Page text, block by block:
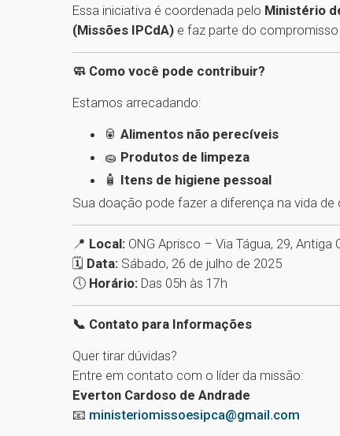
Essa iniciativa é coordenada pelo Ministério
(Missões IPCdA) e faz parte do
🧼 Como você pode contribuir?
Estamos arrecadando:
🥫 Alimentos não perecíveis
🧽 Produtos de limpeza
🧴 Itens de higiene pessoal
Sua doação pode fazer a diferença na vida de
📍 Local: ONG Aprisco – Via Tágua, 29,
🗓 Data: Sábado, 26 de julho de 2025
🕔 Horário: Das 05h às 17h
📞 Contato para Informações
Quer tirar dúvidas?
Entre em contato com o líder da missão:
Everton Cardoso de Andrade
📧 ministeriomissoesipca@gmail.com